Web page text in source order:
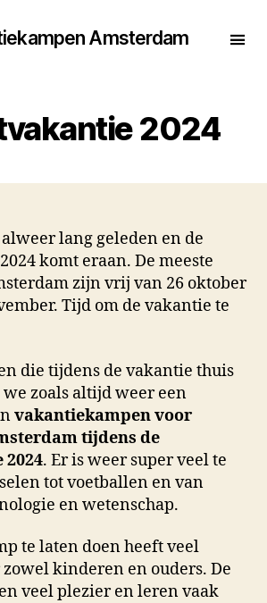
Amsterdam
2024
lang geleden en de
komt eraan. De meeste
zijn vrij van 26 oktober
Tijd om de vakantie te
die tijdens de vakantie thuis
zoals altijd weer een
vakantiekampen voor
tijdens de
. Er is weer super veel te
tot voetballen en van
en wetenschap.
te laten doen heeft veel
kinderen en ouders. De
veel plezier en leren vaak